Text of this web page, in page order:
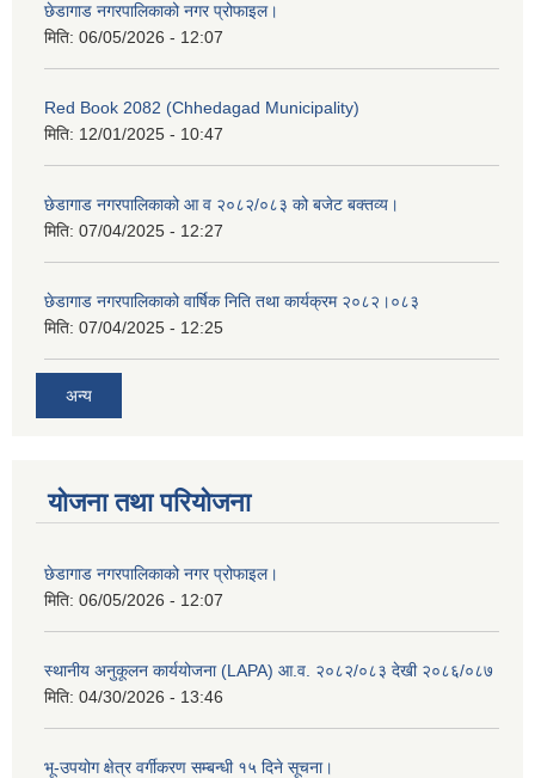
छेडागाड नगरपालिकाको नगर प्रोफाइल।
मिति: 06/05/2026 - 12:07
Red Book 2082 (Chhedagad Municipality)
मिति: 12/01/2025 - 10:47
छेडागाड नगरपालिकाको आ व २०८२/०८३ को बजेट बक्तव्य।
मिति: 07/04/2025 - 12:27
छेडागाड नगरपालिकाको वार्षिक निति तथा कार्यक्रम २०८२।०८३
मिति: 07/04/2025 - 12:25
अन्य
योजना तथा परियोजना
छेडागाड नगरपालिकाको नगर प्रोफाइल।
मिति: 06/05/2026 - 12:07
स्थानीय अनुकूलन कार्ययोजना (LAPA) आ.व. २०८२/०८३ देखी २०८६/०८७
मिति: 04/30/2026 - 13:46
भू-उपयोग क्षेत्र वर्गीकरण सम्बन्धी १५ दिने सूचना।